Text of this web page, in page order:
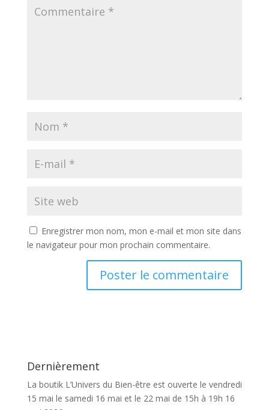
Enregistrer mon nom, mon e-mail et mon site dans
le navigateur pour mon prochain commentaire.
Dernièrement
La boutik L’Univers du Bien-être est ouverte le vendredi
15 mai le samedi 16 mai et le 22 mai de 15h à 19h 16